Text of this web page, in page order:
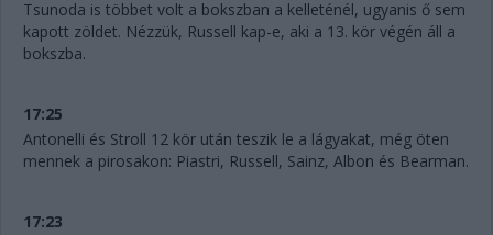
Tsunoda is többet volt a bokszban a kelleténél, ugyanis ő sem
kapott zöldet. Nézzük, Russell kap-e, aki a 13. kör végén áll a
bokszba.
17:25
Antonelli és Stroll 12 kör után teszik le a lágyakat, még öten
mennek a pirosakon: Piastri, Russell, Sainz, Albon és Bearman.
17:23